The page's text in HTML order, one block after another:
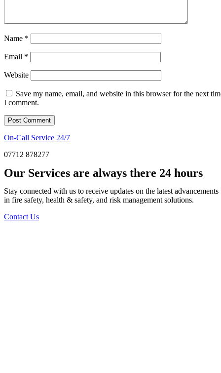
Name *
Email *
Website
Save my name, email, and website in this browser for the next
I comment.
On-Call Service 24/7
07712 878277
Our Services are always there 24 hours
Stay connected with us to receive updates on the latest advancements
in fire safety, health & safety, and risk management solutions.
Contact Us